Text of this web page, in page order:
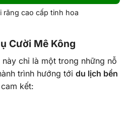
răng cao cấp tinh hoa
Cười Mê Kông
chỉ là một trong những nỗ
trình hướng tới du lịch bền
kết: